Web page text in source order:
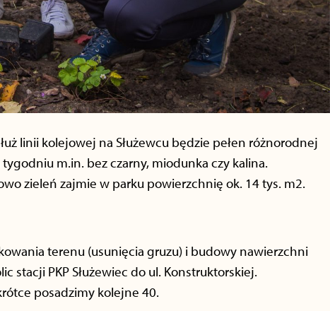
linii kolejowej na Służewcu będzie pełen różnorodnej
m.in. bez czarny, miodunka czy kalina.
zieleń zajmie w parku powierzchnię ok. 14 tys. m2.
terenu (usunięcia gruzu) i budowy nawierzchni
stacji PKP Służewiec do ul. Konstruktorskiej.
posadzimy kolejne 40.